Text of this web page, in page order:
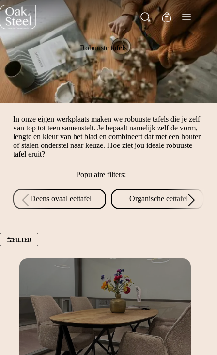
Ga
naar
de
inhoud
Winkelwagen
Robuuste tafels
In onze eigen werkplaats maken we robuuste tafels die je zelf
van top tot teen samenstelt. Je bepaalt namelijk zelf de vorm,
lengte en kleur van het blad en combineert dat met een houten
of stalen onderstel naar keuze. Hoe ziet jou ideale robuuste
tafel eruit?
Populaire filters:
Deens ovaal eettafel Organische eettafel
FILTER